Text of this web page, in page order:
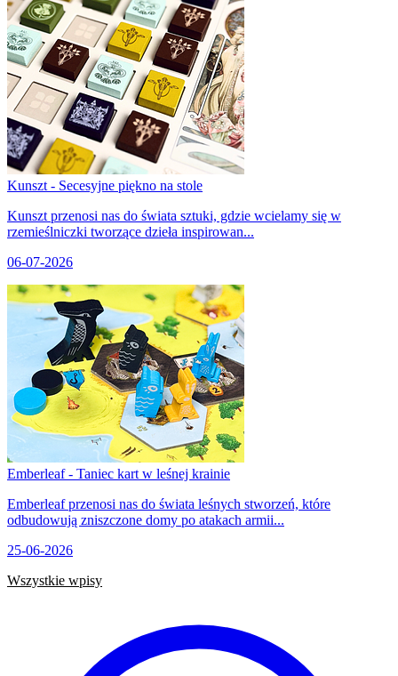
Kunszt - Secesyjne piękno na stole
Kunszt przenosi nas do świata sztuki, gdzie wcielamy się w
rzemieślniczki tworzące dzieła inspirowan...
06-07-2026
Emberleaf - Taniec kart w leśnej krainie
Emberleaf przenosi nas do świata leśnych stworzeń, które
odbudowują zniszczone domy po atakach armii...
25-06-2026
Wszystkie wpisy